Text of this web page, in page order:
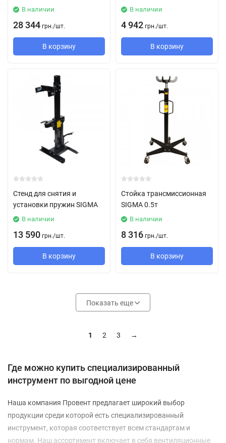
В наличии
28 344 грн./шт.
В корзину
В наличии
4 942 грн./шт.
В корзину
Стенд для снятия и
установки пружин SIGMA
В наличии
13 590 грн./шт.
В корзину
Стойка трансмиссионная
SIGMA 0.5т
В наличии
8 316 грн./шт.
В корзину
Показать еще
1 2 3 →
Где можно купить специализированный
инструмент по выгодной цене
Наша компания Провент предлагает широкий выбор
продукции среди которой есть специализированный
инструмент, которая соответствует всем стандартам и
нормам. Наш ассортимент включает в себя вентиляционные